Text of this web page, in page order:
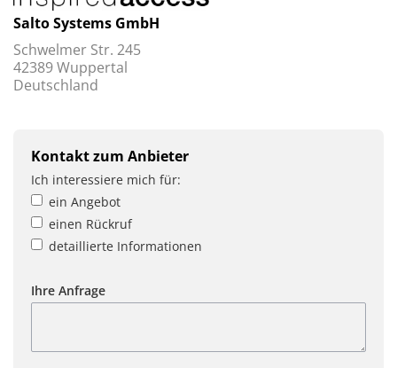
Salto Systems GmbH
Schwelmer Str. 245
42389 Wuppertal
Deutschland
Kontakt zum Anbieter
Ich interessiere mich für:
ein Angebot
einen Rückruf
detaillierte Informationen
Ihre Anfrage